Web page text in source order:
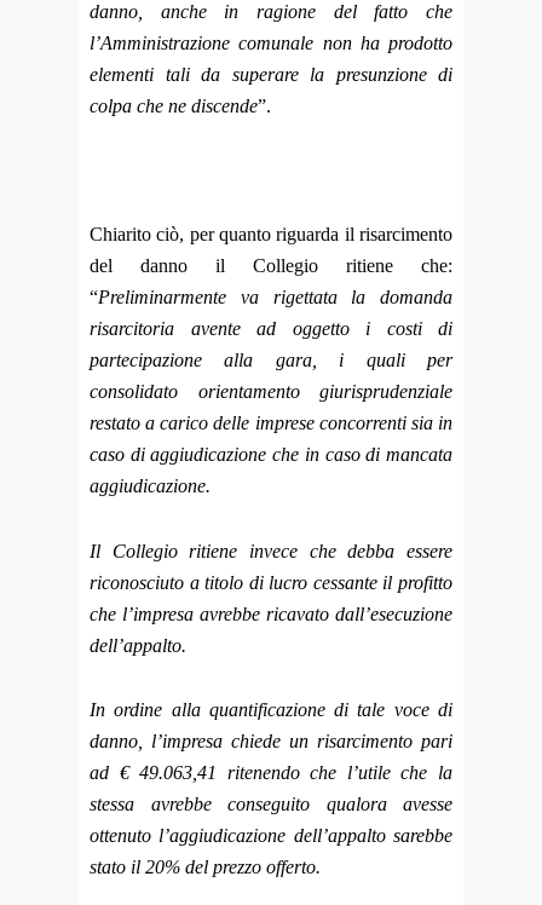
danno, anche in ragione del fatto che
l’Amministrazione comunale non ha prodotto
elementi tali da superare la presunzione di
colpa che ne discende”.
Chiarito ciò, per quanto riguarda il risarcimento
del danno il Collegio ritiene che:
“Preliminarmente va rigettata la domanda
risarcitoria avente ad oggetto i costi di
partecipazione alla gara, i quali per
consolidato orientamento giurisprudenziale
restato a carico delle imprese concorrenti sia in
caso di aggiudicazione che in caso di mancata
aggiudicazione.
Il Collegio ritiene invece che debba essere
riconosciuto a titolo di lucro cessante il profitto
che l’impresa avrebbe ricavato dall’esecuzione
dell’appalto.
In ordine alla quantificazione di tale voce di
danno, l’impresa chiede un risarcimento pari
ad € 49.063,41 ritenendo che l’utile che la
stessa avrebbe conseguito qualora avesse
ottenuto l’aggiudicazione dell’appalto sarebbe
stato il 20% del prezzo offerto.